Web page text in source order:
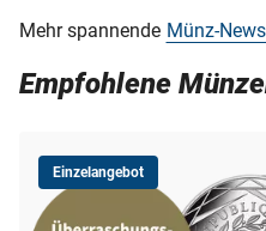
Mehr spannende Münz-
Empfohlene
Einzelangebot